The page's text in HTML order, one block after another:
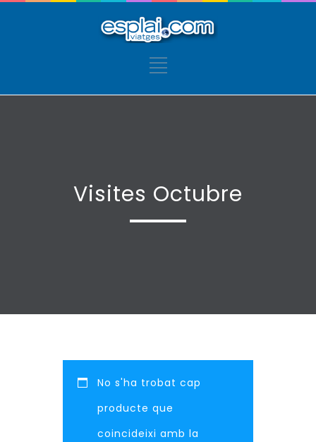
Visites Octubre
No s'ha trobat cap
producte que
coincideixi amb la